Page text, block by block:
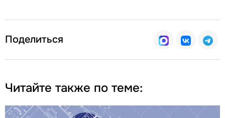
Поделиться
Читайте также по теме: